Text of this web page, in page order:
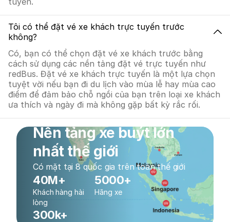
Tôi có thể đặt vé xe khách trực tuyến trước
không?
Có, bạn có thể chọn đặt vé xe khách trước bằng
cách sử dụng các nền tảng đặt vé trực tuyến như
redBus. Đặt vé xe khách trực tuyến là một lựa chọn
tuyệt vời nếu bạn đi du lịch vào mùa lễ hay mùa cao
điểm để đảm bảo chỗ ngồi của bạn trên loại xe khách
ưa thích và ngày đi mà không gặp bất kỳ rắc rối.
Nền tảng xe buýt lớn
nhất thế giới
Có mặt tại 8 quốc gia trên toàn thế giới
40M+
Khách hàng hài
lòng
5000+
Hãng xe
300k+